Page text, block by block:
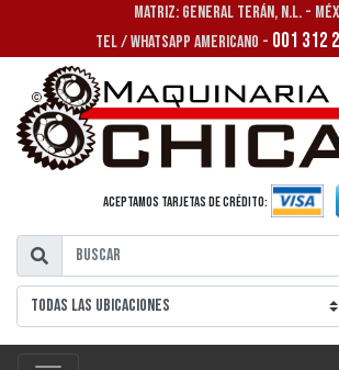
MATRIZ: GENERAL TERÁN, N.L. -
TEL / WHATSAPP AMERICANO - 001 312
Aceptamos tarjetas de crédito: